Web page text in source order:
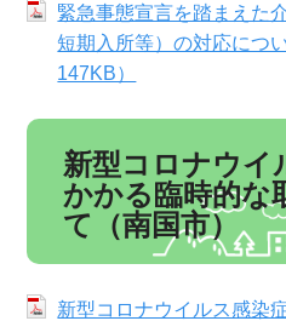
緊急事態宣言を踏まえた
短期入所等）の対応につ
147KB）
新型コロナウイ
かかる臨時的な
て（南国市）
新型コロナウイルス感染